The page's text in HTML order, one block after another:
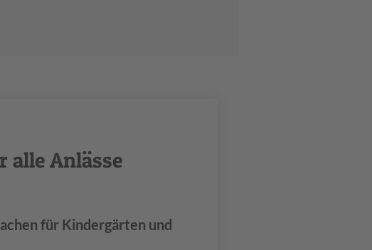
alle Anlässe
für Kindergärten und